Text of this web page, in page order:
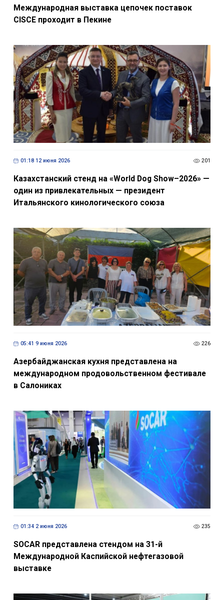
Международная выставка цепочек поставок
CISCE проходит в Пекине
01:18 12 июня 2026 201
Казахстанский стенд на «World Dog Show–2026» —
один из привлекательных — президент
Итальянского кинологического союза
05:41 9 июня 2026 226
Азербайджанская кухня представлена на
международном продовольственном фестивале
в Салониках
01:34 2 июня 2026 235
SOCAR представлена стендом на 31-й
Международной Каспийской нефтегазовой
выставке